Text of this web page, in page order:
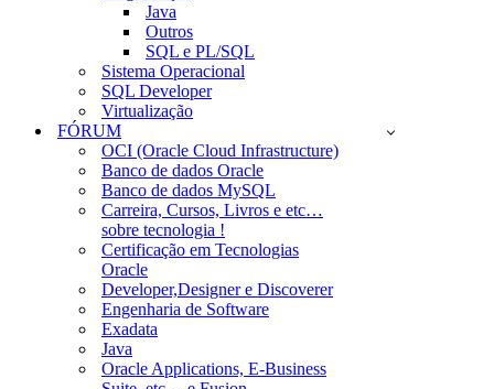
Java
Outros
SQL e PL/SQL
Sistema Operacional
SQL Developer
Virtualização
FÓRUM
OCI (Oracle Cloud Infrastructure)
Banco de dados Oracle
Banco de dados MySQL
Carreira, Cursos, Livros e etc…
sobre tecnologia !
Certificação em Tecnologias
Oracle
Developer,Designer e Discoverer
Engenharia de Software
Exadata
Java
Oracle Applications, E-Business